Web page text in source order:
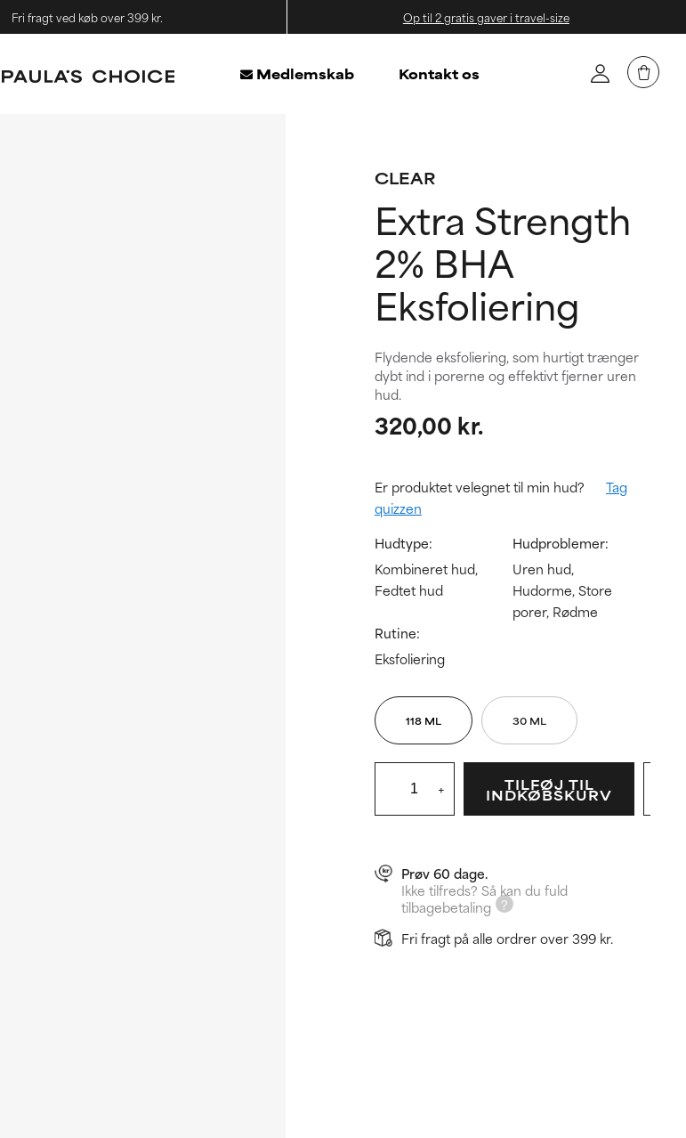
Fri fragt ved køb over 399 kr. Op til 2 gratis gaver i travel-size
Medlemskab Kontakt os
CLEAR
Extra Strength
2% BHA
Eksfoliering
Flydende eksfoliering, som hurtigt trænger
dybt ind i porerne og effektivt fjerner uren
hud.
320,00 kr.
Er produktet velegnet til min hud?
Tag
quizzen
Hudtype:
Kombineret hud,
Fedtet hud
Hudproblemer:
Uren hud,
Hudorme, Store
porer, Rødme
Rutine:
Eksfoliering
118 ML 30 ML
+ TILFØJ TIL
INDKØBSKURV
Prøv 60 dage.
Ikke tilfreds? Så kan du fuld
tilbagebetaling
Fri fragt på alle ordrer over 399 kr.